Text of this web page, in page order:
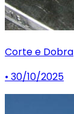
Corte e Dobra
• 30/10/2025